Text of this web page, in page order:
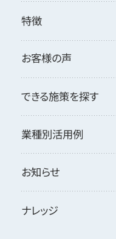
特徴
お客様の声
できる施策を探す
業種別活用例
お知らせ
ナレッジ